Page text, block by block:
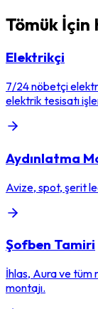
Tömük İçin
Elektrikçi
7/24 nöbetçi
elektrik tesisatı
Aydınlatma
Avize, spot, şerit
Şofben Tamiri
İhlas, Aura ve tüm
montajı.